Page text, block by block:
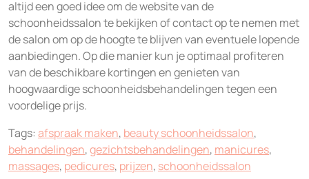
altijd een goed idee om de website van de
schoonheidssalon te bekijken of contact op te nemen met
de salon om op de hoogte te blijven van eventuele lopende
aanbiedingen. Op die manier kun je optimaal profiteren
van de beschikbare kortingen en genieten van
hoogwaardige schoonheidsbehandelingen tegen een
voordelige prijs.
Tags: afspraak maken, beauty schoonheidssalon,
behandelingen,gezichtsbehandelingen, manicures,
massages, pedicures, prijzen, schoonheidssalon